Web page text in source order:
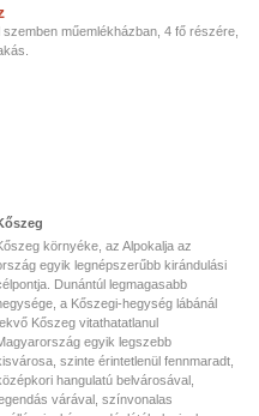
műemlékházban, 4 fő részére,
környéke, az Alpokalja az
egyik legnépszerűbb kirándulási
Dunántúl legmagasabb
a Kőszegi-hegység lábánál
Kőszeg vitathatatlanul
egyik legszebb
szinte érintetlenül fennmaradt,
hangulatú belvárosával,
várával, színvonalas